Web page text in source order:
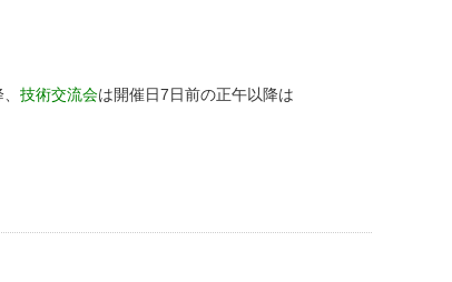
技術交流会は開催日7日前の正午以降は